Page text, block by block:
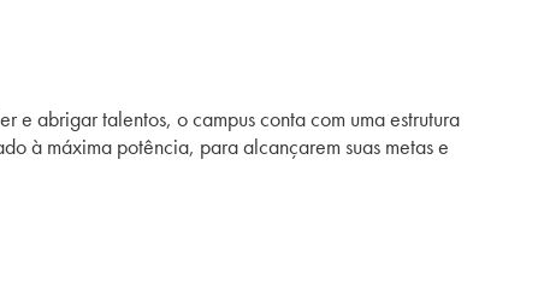
e abrigar talentos, o campus conta com uma estrutura
à máxima potência, para alcançarem suas metas e